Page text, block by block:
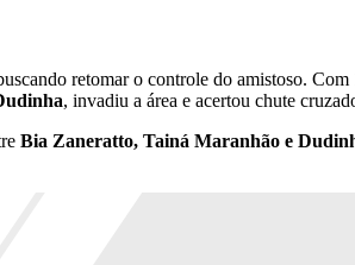
retomar o controle do amistoso.
, invadiu a área e acertou chute
Bia Zaneratto, Tainá Maranhão e